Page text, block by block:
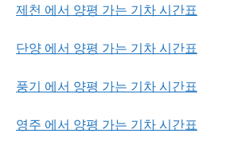
제천 에서 양평 가는 기차 시간표
단양 에서 양평 가는 기차 시간표
풍기 에서 양평 가는 기차 시간표
영주 에서 양평 가는 기차 시간표